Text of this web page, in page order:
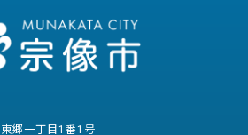
郷一丁目1番1号